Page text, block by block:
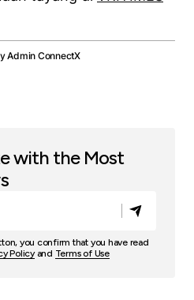
Admin ConnectX
with the Most
you confirm that you have read
Policyand Terms of Use